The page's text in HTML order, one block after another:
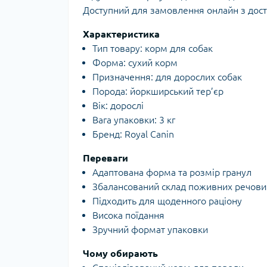
Доступний для замовлення онлайн з
Характеристика
Тип товару: корм для собак
Форма: сухий корм
Призначення: для дорослих собак
Порода: йоркширський тер’єр
Вік: дорослі
Вага упаковки: 3 кг
Бренд: Royal Canin
Переваги
Адаптована форма та розмір гранул
Збалансований склад поживних
Підходить для щоденного раціону
Висока поїдання
Зручний формат упаковки
Чому обирають